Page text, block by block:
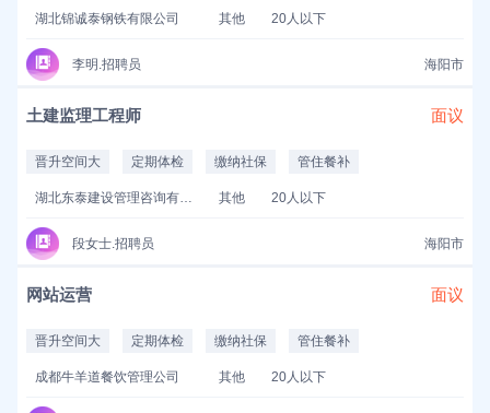
湖北锦诚泰钢铁有限公司 其他 20人以下
李明.招聘员 海阳市
土建监理工程师 面议
晋升空间大 定期体检 缴纳社保 管住餐补
湖北东泰建设管理咨询有限公司 其他 20人以下
段女士.招聘员 海阳市
网站运营 面议
晋升空间大 定期体检 缴纳社保 管住餐补
成都牛羊道餐饮管理公司 其他 20人以下